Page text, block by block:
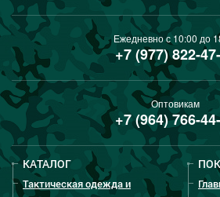
Ежедневно с 10:00 до
+7 (977) 822-
Оптовикам
+7 (964) 766-
КАТАЛОГ
Тактическая одежда и